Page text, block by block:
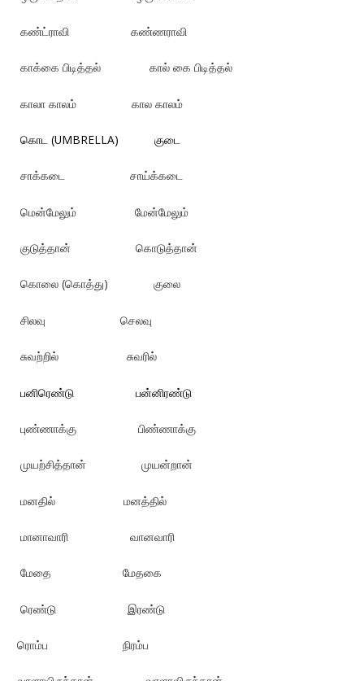
கண்ட்ராவி கண்ணராவி
காக்கை பிடித்தல் கால் கை பிடித்தல்
காலா காலம் கால காலம்
கொட (UMBRELLA) குடை
சாக்கடை சாய்க்கடை
மென்மேலும் மேன்மேலும்
குடுத்தான் கொடுத்தான்
கொலை (கொத்து) குலை
சிலவு செலவு
சுவற்றில் சுவரில்
பனிரெண்டு பன்னிரண்டு
புண்ணாக்கு பிண்ணாக்கு
முயற்சித்தான் முயன்றான்
மனதில் மனத்தில்
மானாவாரி வானவாரி
மேதை மேதகை
ரெண்டு இரண்டு
ரொம்ப நிரம்ப